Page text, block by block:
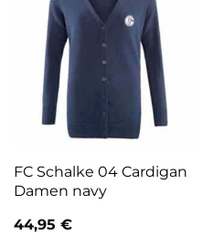
FC Schalke 04 Cardigan
Damen navy
44,95 €